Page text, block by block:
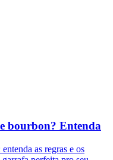
bourbon? Entenda
as regras e os